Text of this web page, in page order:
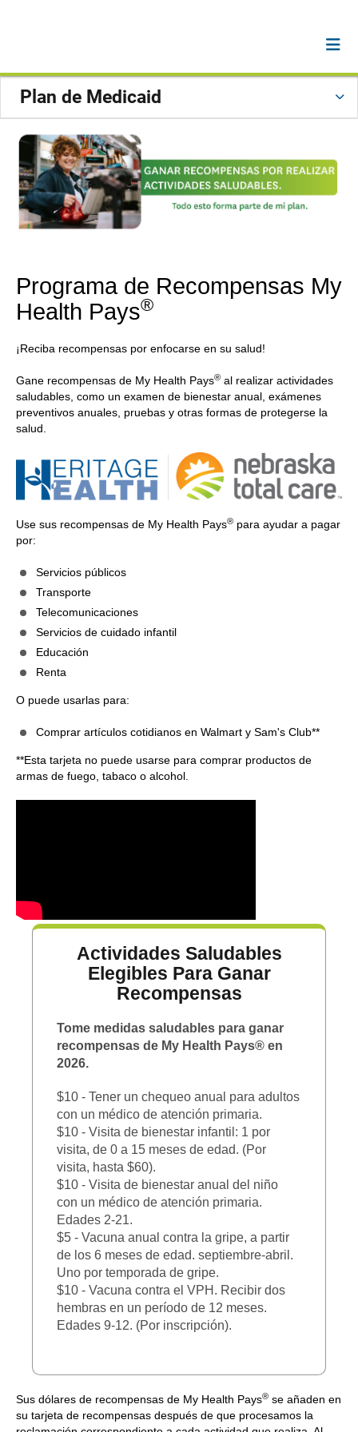
Plan de Medicaid
Programa de Recompensas My
Health Pays®
¡Reciba recompensas por enfocarse en su salud!
Gane recompensas de My Health Pays® al realizar actividades
saludables, como un examen de bienestar anual, exámenes
preventivos anuales, pruebas y otras formas de protegerse la
salud.
Use sus recompensas de My Health Pays® para ayudar a pagar
por:
Servicios públicos
Transporte
Telecomunicaciones
Servicios de cuidado infantil
Educación
Renta
O puede usarlas para:
Comprar artículos cotidianos en Walmart y Sam's Club**
**Esta tarjeta no puede usarse para comprar productos de
armas de fuego, tabaco o alcohol.
Actividades Saludables
Elegibles Para Ganar
Recompensas
Tome medidas saludables para ganar
recompensas de My Health Pays® en
2026.
$10 - Tener un chequeo anual para adultos
con un médico de atención primaria.
$10 - Visita de bienestar infantil: 1 por
visita, de 0 a 15 meses de edad. (Por
visita, hasta $60).
$10 - Visita de bienestar anual del niño
con un médico de atención primaria.
Edades 2-21.
$5 - Vacuna anual contra la gripe, a partir
de los 6 meses de edad. septiembre-abril.
Uno por temporada de gripe.
$10 - Vacuna contra el VPH. Recibir dos
hembras en un período de 12 meses.
Edades 9-12. (Por inscripción).
Sus dólares de recompensas de My Health Pays® se añaden en
su tarjeta de recompensas después de que procesamos la